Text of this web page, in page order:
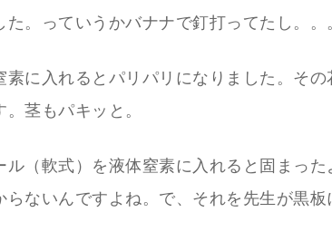
た。っていうかバナナで釘打ってたし。。
素に入れるとパリパリになりました。そ
。茎もパキッと。
ル（軟式）を液体窒素に入れると固まっ
らないんですよね。で、それを先生が黒板